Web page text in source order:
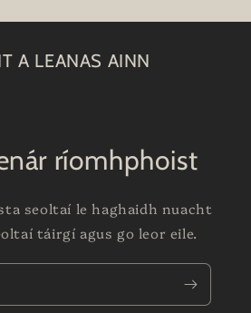
A LEANAS AINN
ríomhphoist
seoltaí le haghaidh nuacht
táirgí agus go leor eile.